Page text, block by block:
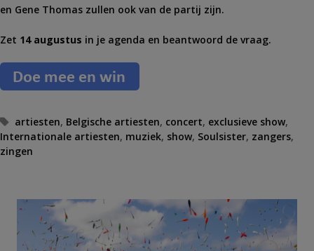
en Gene Thomas zullen ook van de partij zijn.
Zet 14 augustus in je agenda en beantwoord de vraag.
T
a
g
artiesten, Belgische artiesten, concert, exclusieve show,
Internationale artiesten, muziek, show, Soulsister, zangers,
zingen